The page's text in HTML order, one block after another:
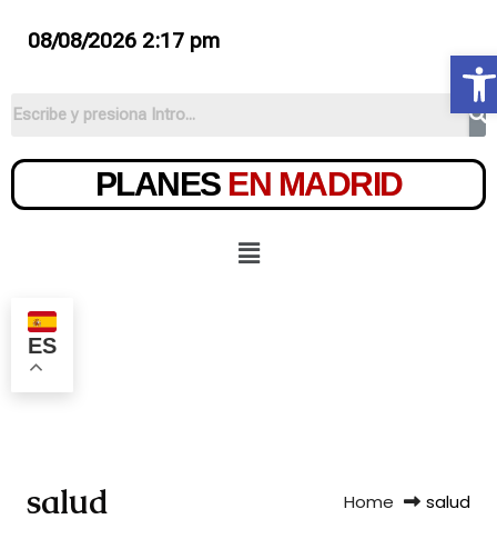
08/08/2026 2:17 pm
PLANES EN MADRID
ES
salud Home salud